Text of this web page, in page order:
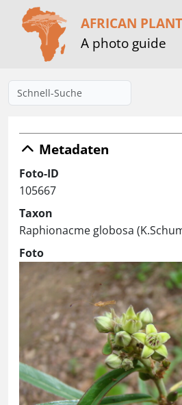
AFRICAN
A photo guide
Metadaten
Foto-ID
105667
Taxon
Raphionacme globosa
Foto